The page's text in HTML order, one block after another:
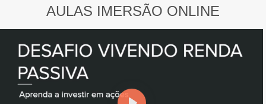
AULAS IMERSÃO ONLINE